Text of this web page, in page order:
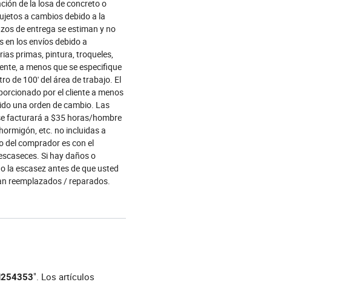
de la losa de concreto o
a cambios debido a la
de entrega se estiman y no
en los envíos debido a
primas, pintura, troqueles,
a menos que se especifique
de 100' del área de trabajo. El
por el cliente a menos
una orden de cambio. Las
facturará a $35 horas/hombre
etc. no incluidas a
del comprador es con el
Si hay daños o
la escasez antes de que usted
reemplazados / reparados.
". Los artículos